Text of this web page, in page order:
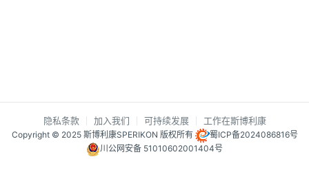
隐私条款 加入我们 可持续发展 工作在斯博利康
Copyright © 2025 斯博利康SPERIKON 版权所有
蜀ICP备2024086816号
川公网安备 51010602001404号